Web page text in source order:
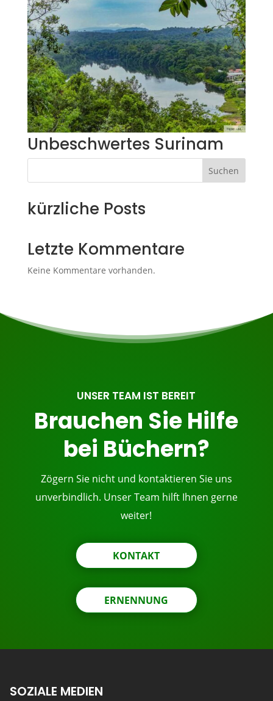
Unbeschwertes Surinam
Suchen
kürzliche Posts
Letzte Kommentare
Keine Kommentare vorhanden.
UNSER TEAM IST BEREIT
Brauchen Sie Hilfe
bei Büchern?
Zögern Sie nicht und kontaktieren Sie uns
unverbindlich. Unser Team hilft Ihnen gerne
weiter!
KONTAKT
ERNENNUNG
SOZIALE MEDIEN